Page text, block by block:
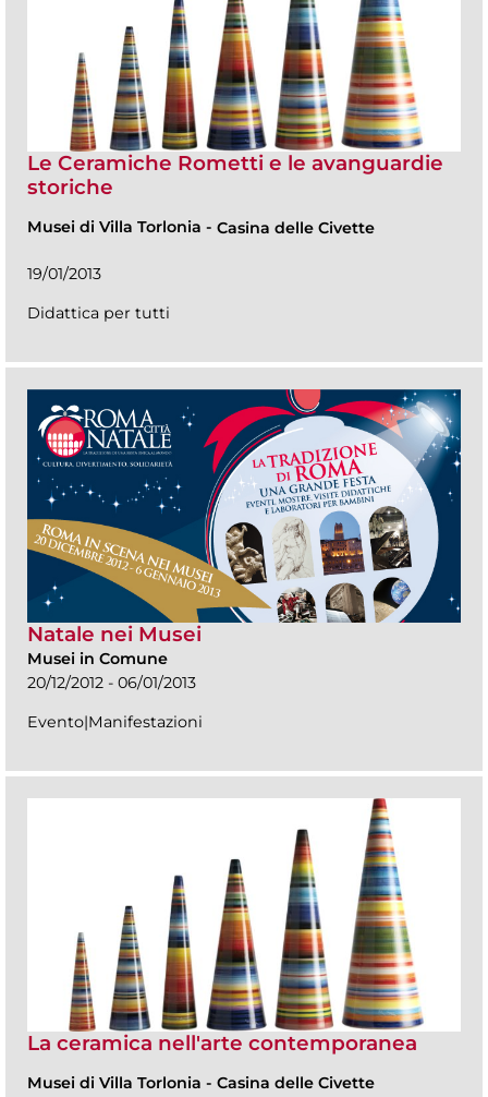
Le Ceramiche Rometti e le avanguardie
storiche
Musei di Villa Torlonia - Casina delle Civette
19/01/2013
Didattica per tutti
Natale nei Musei
Musei in Comune
20/12/2012 - 06/01/2013
Evento|Manifestazioni
La ceramica nell'arte contemporanea
Musei di Villa Torlonia - Casina delle Civette